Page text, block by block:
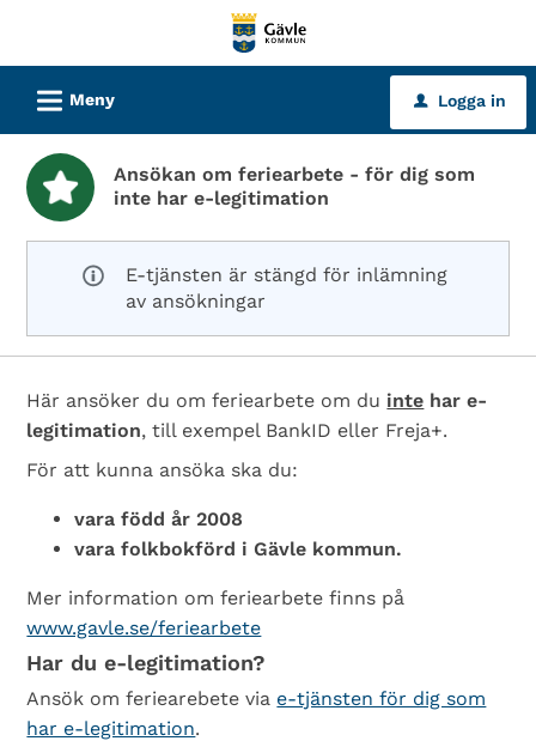
tjänster
Gävle
kommun
L Meny u Logga in
Ansökan om feriearbete - för dig som
inte har e-legitimation
E-tjänsten är stängd för inlämning
av ansökningar
Här ansöker du om feriearbete om du inte har e-
legitimation, till exempel BankID eller Freja+.
För att kunna ansöka ska du:
vara född år 2008
vara folkbokförd i Gävle kommun.
Mer information om feriearbete finns på
www.gavle.se/feriearbete
Har du e-legitimation?
Ansök om feriearebete via e-tjänsten för dig som
har e-legitimation.